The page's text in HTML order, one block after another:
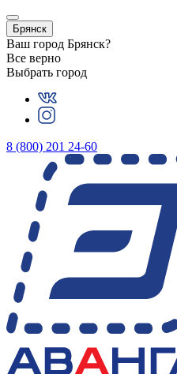
Брянск
Ваш город Брянск?
Все верно
Выбрать город
8 (800) 201 24-60